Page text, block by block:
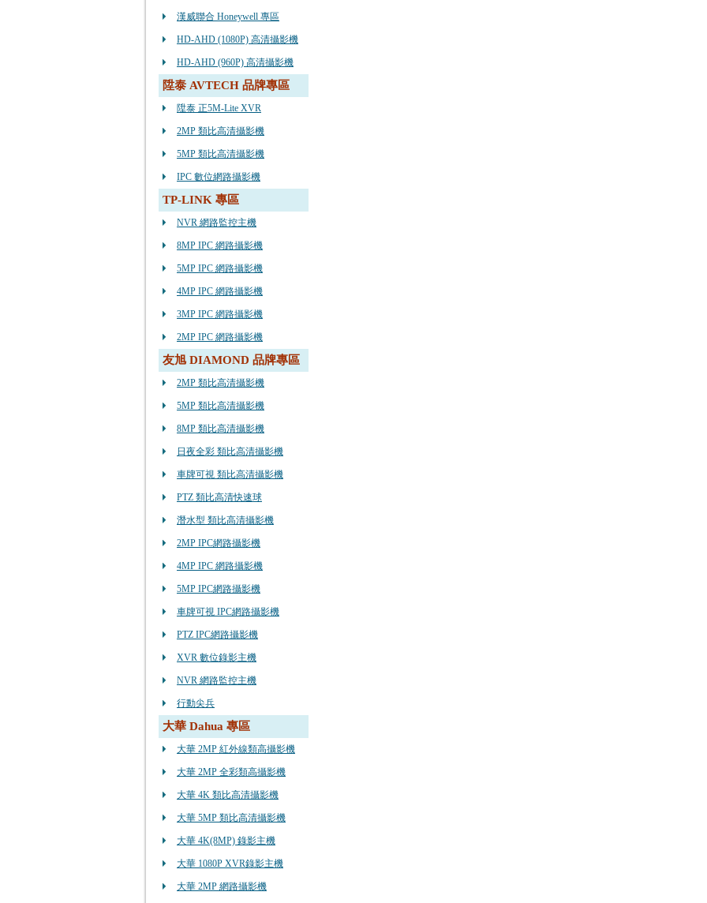
漢威聯合 Honeywell 專區
HD-AHD (1080P) 高清攝影機
HD-AHD (960P) 高清攝影機
陞泰 AVTECH 品牌專區
陞泰 正5M-Lite XVR
2MP 類比高清攝影機
5MP 類比高清攝影機
IPC 數位網路攝影機
TP-LINK 專區
NVR 網路監控主機
8MP IPC 網路攝影機
5MP IPC 網路攝影機
4MP IPC 網路攝影機
3MP IPC 網路攝影機
2MP IPC 網路攝影機
友旭 DIAMOND 品牌專區
2MP 類比高清攝影機
5MP 類比高清攝影機
8MP 類比高清攝影機
日夜全彩 類比高清攝影機
車牌可視 類比高清攝影機
PTZ 類比高清快速球
潛水型 類比高清攝影機
2MP IPC網路攝影機
4MP IPC 網路攝影機
5MP IPC網路攝影機
車牌可視 IPC網路攝影機
PTZ IPC網路攝影機
XVR 數位錄影主機
NVR 網路監控主機
行動尖兵
大華 Dahua 專區
大華 2MP 紅外線類高攝影機
大華 2MP 全彩類高攝影機
大華 4K 類比高清攝影機
大華 5MP 類比高清攝影機
大華 4K(8MP) 錄影主機
大華 1080P XVR錄影主機
大華 2MP 網路攝影機